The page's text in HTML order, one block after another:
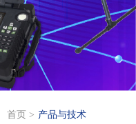
产品与技术
首页 >